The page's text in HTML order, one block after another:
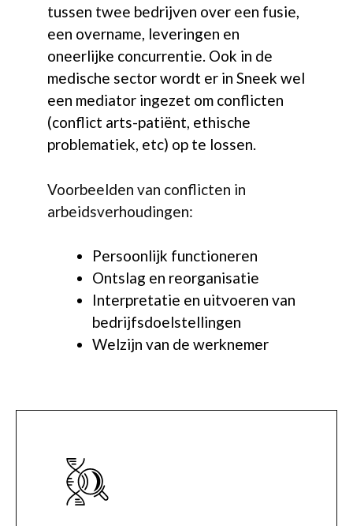
tussen twee bedrijven over een fusie,
een overname, leveringen en
oneerlijke concurrentie. Ook in de
medische sector wordt er in Sneek wel
een mediator ingezet om conflicten
(conflict arts-patiënt, ethische
problematiek, etc) op te lossen.
Voorbeelden van conflicten in
arbeidsverhoudingen:
Persoonlijk functioneren
Ontslag en reorganisatie
Interpretatie en uitvoeren van
bedrijfsdoelstellingen
Welzijn van de werknemer